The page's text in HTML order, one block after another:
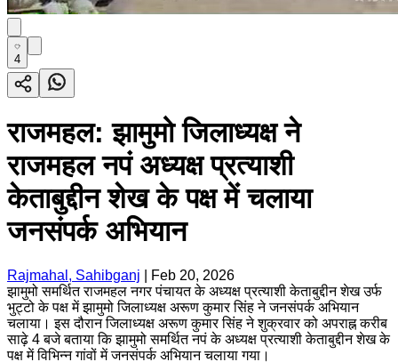
4
राजमहल: झामुमो जिलाध्यक्ष ने
राजमहल नपं अध्यक्ष प्रत्याशी
केताबुद्दीन शेख के पक्ष में चलाया
जनसंपर्क अभियान
Rajmahal, Sahibganj
Feb 20, 2026
झामुमो समर्थित राजमहल नगर पंचायत के अध्यक्ष प्रत्याशी केताबुद्दीन शेख उर्फ
भुट्टो के पक्ष में झामुमो जिलाध्यक्ष अरूण कुमार सिंह ने जनसंपर्क अभियान
चलाया। इस दौरान जिलाध्यक्ष अरूण कुमार सिंह ने शुक्रवार को अपराह्न करीब
साढ़े 4 बजे बताया कि झामुमो समर्थित नपं के अध्यक्ष प्रत्याशी केताबुद्दीन शेख के
पक्ष में विभिन्न गांवों में जनसंपर्क अभियान चलाया गया।